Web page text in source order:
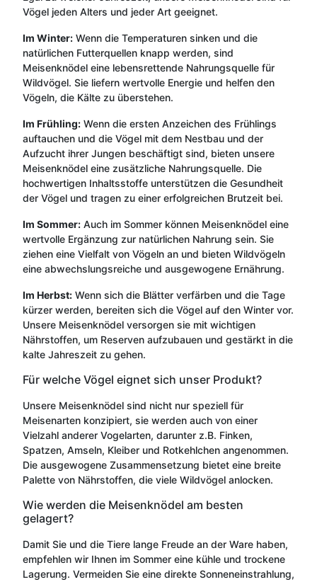
Vögel jeden Alters und jeder Art geeignet.
Im Winter: Wenn die Temperaturen sinken und die
natürlichen Futterquellen knapp werden, sind
Meisenknödel eine lebensrettende Nahrungsquelle für
Wildvögel. Sie liefern wertvolle Energie und helfen den
Vögeln, die Kälte zu überstehen.
Im Frühling: Wenn die ersten Anzeichen des Frühlings
auftauchen und die Vögel mit dem Nestbau und der
Aufzucht ihrer Jungen beschäftigt sind, bieten unsere
Meisenknödel eine zusätzliche Nahrungsquelle. Die
hochwertigen Inhaltsstoffe unterstützen die Gesundheit
der Vögel und tragen zu einer erfolgreichen Brutzeit bei.
Im Sommer: Auch im Sommer können Meisenknödel eine
wertvolle Ergänzung zur natürlichen Nahrung sein. Sie
ziehen eine Vielfalt von Vögeln an und bieten Wildvögeln
eine abwechslungsreiche und ausgewogene Ernährung.
Im Herbst: Wenn sich die Blätter verfärben und die Tage
kürzer werden, bereiten sich die Vögel auf den Winter vor.
Unsere Meisenknödel versorgen sie mit wichtigen
Nährstoffen, um Reserven aufzubauen und gestärkt in die
kalte Jahreszeit zu gehen.
Für welche Vögel eignet sich unser Produkt?
Unsere Meisenknödel sind nicht nur speziell für
Meisenarten konzipiert, sie werden auch von einer
Vielzahl anderer Vogelarten, darunter z.B. Finken,
Spatzen, Amseln, Kleiber und Rotkehlchen angenommen.
Die ausgewogene Zusammensetzung bietet eine breite
Palette von Nährstoffen, die viele Wildvögel anlocken.
Wie werden die Meisenknödel am besten
gelagert?
Damit Sie und die Tiere lange Freude an der Ware haben,
empfehlen wir Ihnen im Sommer eine kühle und trockene
Lagerung. Vermeiden Sie eine direkte Sonneneinstrahlung,